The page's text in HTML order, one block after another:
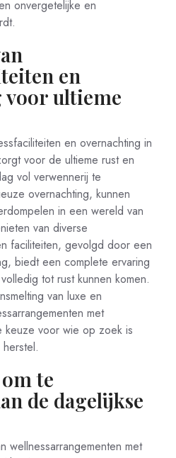
onvergetelijke en
en
ultieme
en overnachting in
voor de ultieme rust en
vol verwennerij te
overnachting, kunnen
in een wereld van
van diverse
faciliteiten, gevolgd door een
biedt een complete ervaring
tot rust kunnen komen.
van luxe en
met
voor wie op zoek is
te
de dagelijkse
wellnessarrangementen met